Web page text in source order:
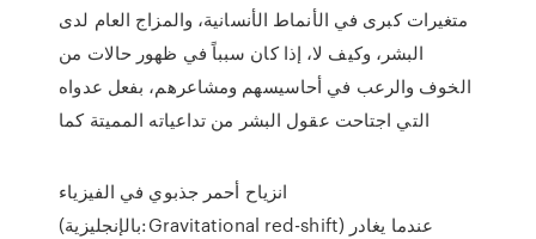
متغيرات كبرى في الأنماط الأنسانية، والمزاج العام لدى
البشر، وكيف لا، إذا كان سبباً في ظهور حالات من
الخوف والرعب في أحاسيسهم ومشاعرهم، بفعل عدواه
التي اجتاحت عقول البشر من تداعياته المميتة كما
انزياح أحمر جذبوي في الفيزياء
(بالإنجليزية:Gravitational red-shift) عندما يغادر